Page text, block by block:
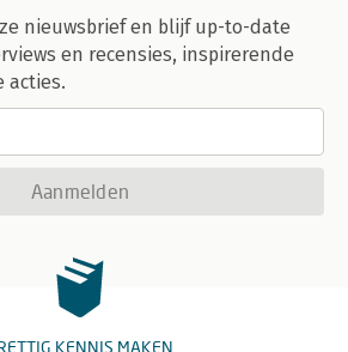
nieuwsbrief en blijf up-to-date
en recensies, inspirerende
acties.
Aanmelden
KENNIS MAKEN